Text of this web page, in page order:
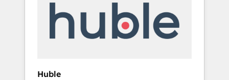
API Integration project... ⬅️ Click "Contact
Business" ⬅️ to access 150+ Kickstart
Huble